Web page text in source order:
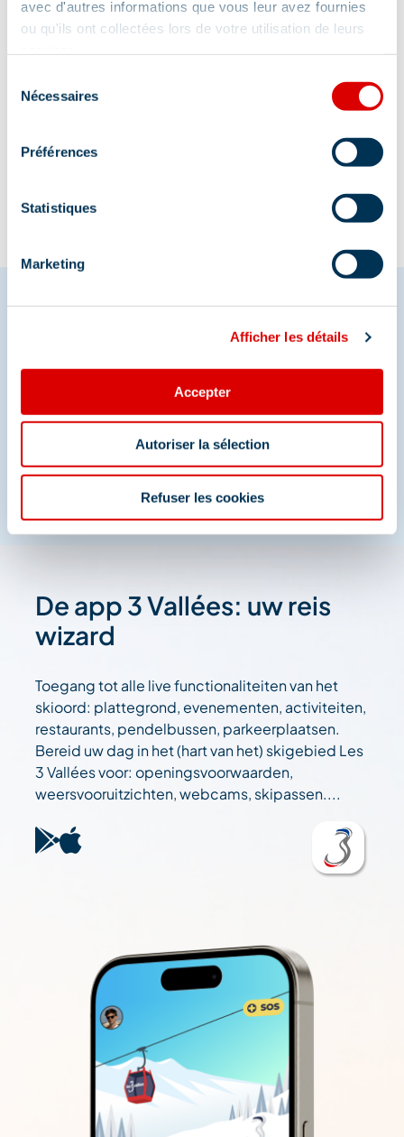
avec d'autres informations que vous leur avez fournies
ou qu'ils ont collectées lors de votre utilisation de leurs
Nécessaires
Préférences
Statistiques
Marketing
Afficher les détails
Accepter
Autoriser la sélection
Refuser les cookies
Deel je momenten in
En we zijn ook te vinden op de sociale media
De app 3 Vallées: uw reis
wizard
Toegang tot alle live functionaliteiten van het
skioord: plattegrond, evenementen, activiteiten,
restaurants, pendelbussen, parkeerplaatsen.
Bereid uw dag in het (hart van het) skigebied Les
3 Vallées voor: openingsvoorwaarden,
weersvooruitzichten, webcams, skipassen....